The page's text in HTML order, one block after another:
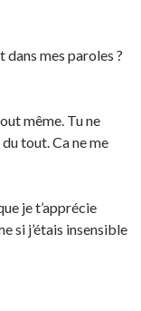
dans mes paroles ?
même. Tu ne
tout. Ca ne me
je t’apprécie
si j’étais insensible